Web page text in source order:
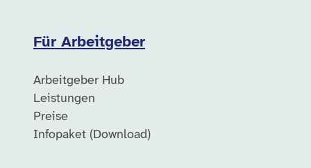
Für Arbeitgeber
Arbeitgeber Hub
Leistungen
Preise
Infopaket (Download)